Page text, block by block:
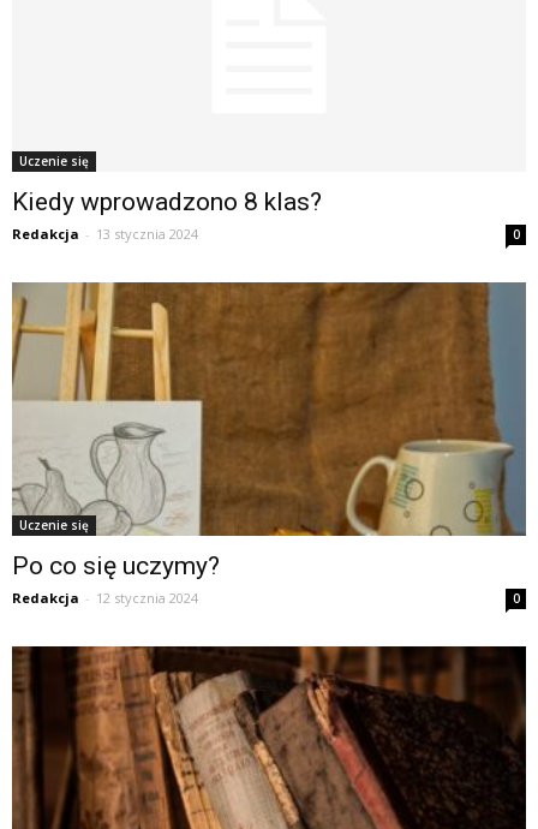
Uczenie się
Kiedy wprowadzono 8 klas?
Redakcja - 13 stycznia 2024 0
Uczenie się
Po co się uczymy?
Redakcja - 12 stycznia 2024 0